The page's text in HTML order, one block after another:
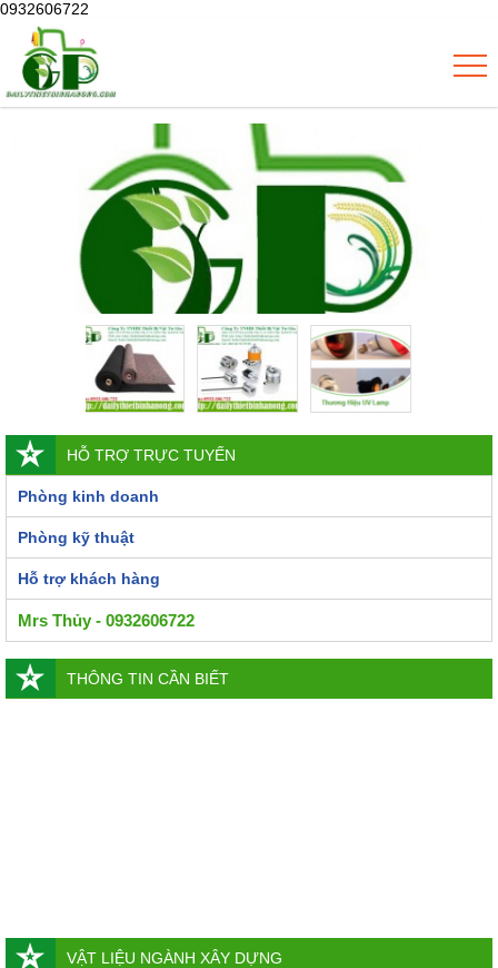
0932606722
HỖ TRỢ TRỰC TUYẾN
Phòng kinh doanh
Phòng kỹ thuật
Hỗ trợ khách hàng
Mrs Thủy - 0932606722
THÔNG TIN CẦN BIẾT
VẬT LIỆU NGÀNH XÂY DỰNG